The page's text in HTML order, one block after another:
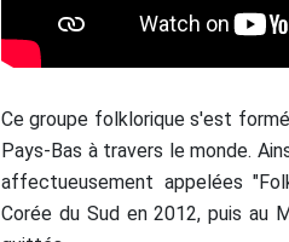
Ce groupe folklorique s'est
Pays-Bas à travers le monde.
affectueusement appelées
Corée du Sud en 2012, puis au